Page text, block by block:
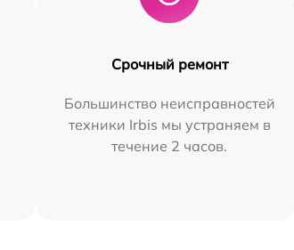
Срочный ремонт
Большинство неисправностей
техники Irbis мы устраняем в
течение 2 часов.